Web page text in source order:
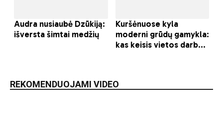
REKOMENDUOJAMI VIDEO